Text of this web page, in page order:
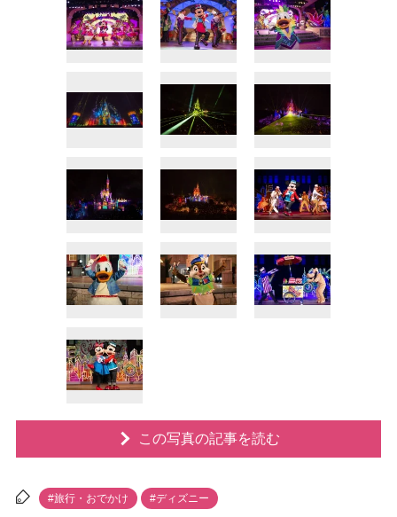
この写真の記事を読む
#旅行・おでかけ #ディズニー